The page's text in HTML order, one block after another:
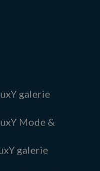
galerie
Mode &
galerie